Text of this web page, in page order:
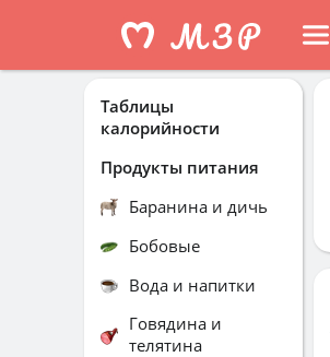
Таблицы
калорийности
Продукты питания
Баранина и дичь
Бобовые
Вода и напитки
Говядина и
телятина